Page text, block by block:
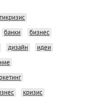
банки бизнес
дизайн идеи
кризис